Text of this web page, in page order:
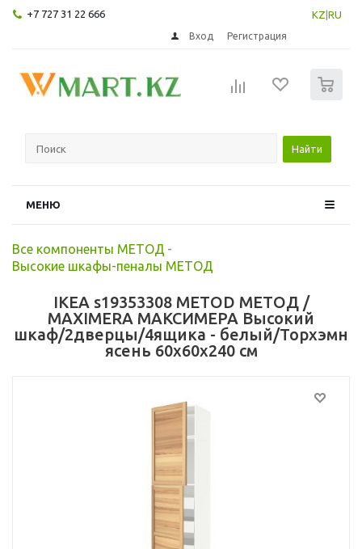
+7 727 31 22 666 KZ RU
Вход Регистрация
Найти
МЕНЮ
Все компоненты МЕТОД -
Высокие шкафы-пеналы МЕТОД
IKEA s19353308 METOD МЕТОД /
MAXIMERA МАКСИМЕРА Высокий
шкаф/2дверцы/4ящика - белый/Торхэмн
ясень 60x60x240 см